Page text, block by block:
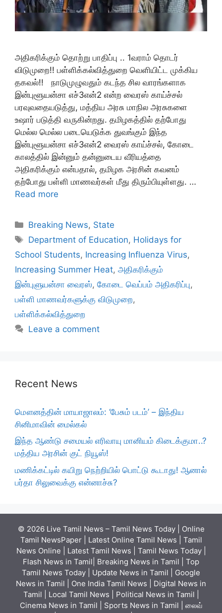
அதிகரிக்கும் தொற்று பாதிப்பு .. 1வராம் தொடர்
விடுமுறை!! பள்ளிக்கல்வித்துறை வெளியிட்ட முக்கிய
தகவல்!! நாடுமுழுவதும் கடந்த சில வாரங்களாக
இன்புளூயன்சா எச்3என்2 என்ற வைரஸ் காய்ச்சல்
பரவுவதையடுத்து, மத்திய அரசு மாநில அரசுகளை
உஷார் படுத்தி வருகின்றது. தமிழகத்தில் தற்போது
மெல்ல மெல்ல படையெடுக்க துவங்கும் இந்த
இன்புளூயன்சா எச்3என்2 வைரஸ் காய்ச்சல், கோடை
காலத்தில் இன்னும் தன்னுடைய வீரியத்தை
அதிகரிக்கும் என்பதால், தமிழக அரசின் கவனம்
தற்போது பள்ளி மாணவர்கள் மீது திரும்பியுள்ளது. …
Read more
Categories
Breaking News, State
Tags
Department of Education, Holidays for
School Students, Increasing Influenza Virus,
Increasing Summer Heat, அதிகரிக்கும்
இன்புளுயன்சா வைரஸ், கோடை வெப்பம் அதிகரிப்பு,
பள்ளி மாணவர்களுக்கு விடுமுறை,
பள்ளிக்கல்வித்துறை
Leave a comment
Recent News
மௌனத்தின் மாயாஜாலம்: ‘பேசும் படம்’ – இந்திய
சினிமாவின் மைல்கல்
இந்த ஆண்டு சமையல் எரிவாயு மானியம் கிடைக்குமா..?
மத்திய அரசின் குட் நியூஸ்!
மணிக்கட்டில் கயிறு நெற்றியில் பொட்டு கூடாது! ஆனால்
பர்தா சிலுவைக்கு என்னாச்சு?
© 2026 Live Tamil News – Tamil News Today | Online
Tamil NewsPaper | Latest Online Tamil News | Tamil
News Online | Latest Tamil News | Tamil News Today |
Flash News in Tamil| Breaking News in Tamil | Top
Tamil News Today | Update News in Tamil | Google
News in Tamil | One India Tamil News | Digital News in
Tamil | Local Tamil News | Political News in Tamil |
Cinema News in Tamil | Sports News in Tamil | லைவ்